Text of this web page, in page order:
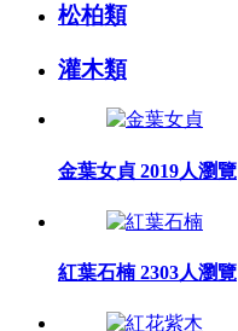
松柏類
灌木類
金葉女貞 2019人瀏覽
紅葉石楠2303人瀏覽